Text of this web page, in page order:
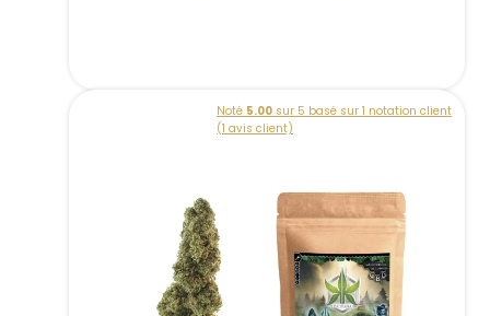
Noté 5.00 sur 5 basé sur 1 notation client
(1 avis client)